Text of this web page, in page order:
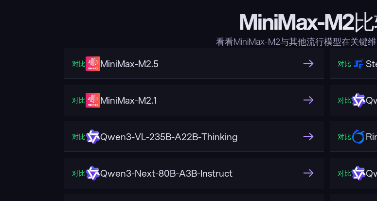
MiniMax-M2
看看MiniMax-M2与其他流行模型在关键维
对比 MiniMax-M2.5 对比
对比 MiniMax-M2.1 对比
对比 Qwen3-VL-235B-A22B-Thinking 对比
对比 Qwen3-Next-80B-A3B-Instruct 对比